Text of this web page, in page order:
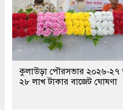
কুলাউড়া পৌরসভার ২০২৬-২৭
২৮ লাখ টাকার বাজেট ঘোষণা